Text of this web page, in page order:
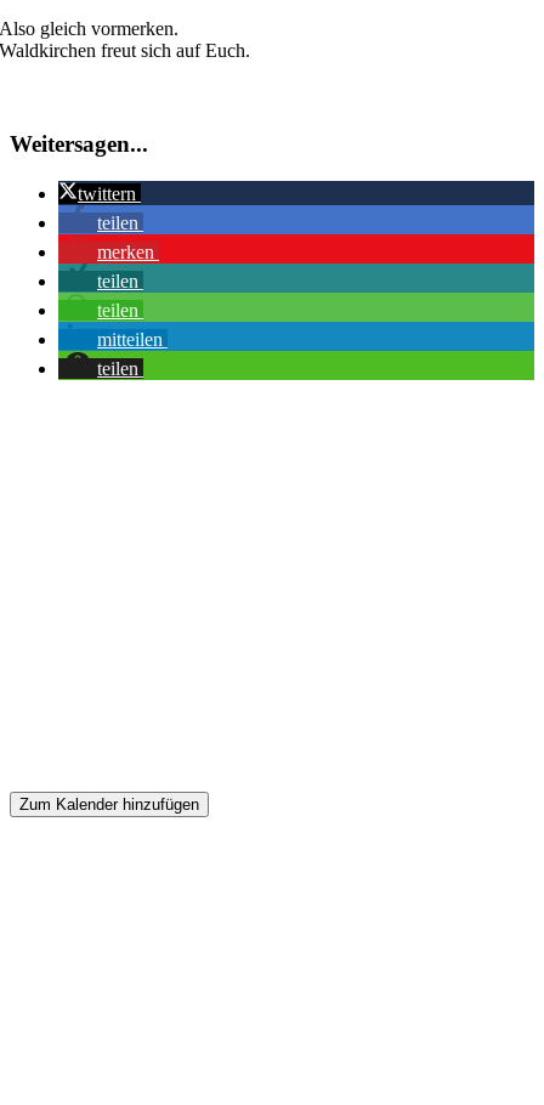
Also gleich vormerken.
Waldkirchen freut sich auf Euch.
Weitersagen...
twittern
teilen
merken
teilen
teilen
mitteilen
teilen
Zum Kalender hinzufügen